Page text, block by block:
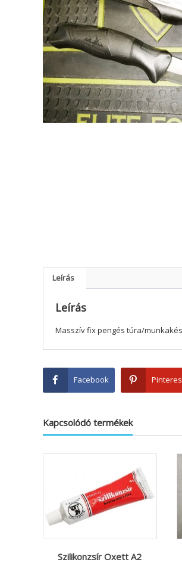
Leírás
Leírás
Masszív fix pengés túra/
Facebook
Kapcsolódó termékek
Szilikonzsír Oxett A2